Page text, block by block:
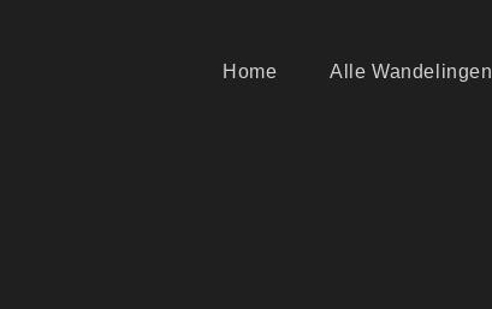
Home Alle Wandelingen